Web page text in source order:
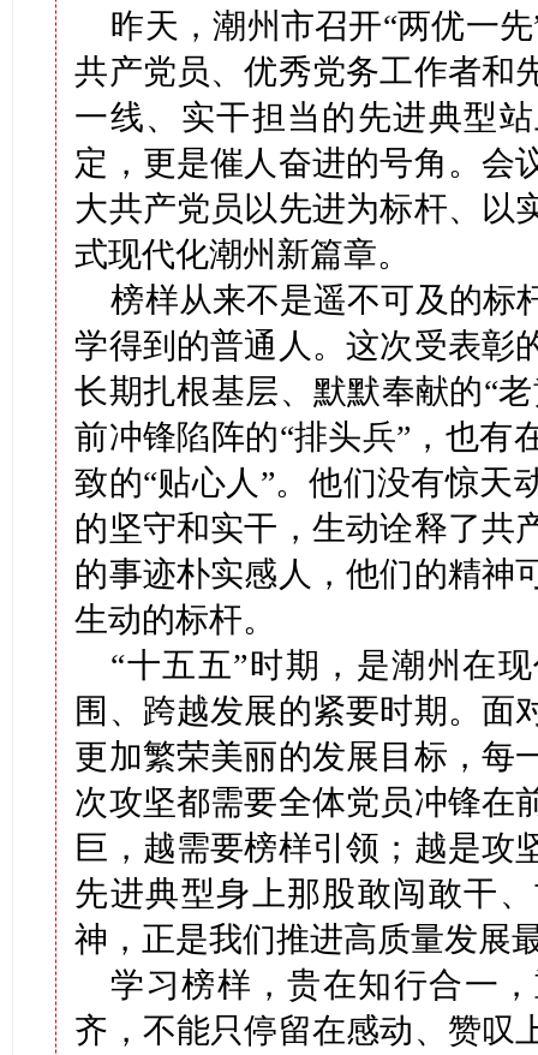
昨天，潮州市召开“两优一
共产党员、优秀党务工作者和
一线、实干担当的先进典型
定，更是催人奋进的号角。会
大共产党员以先进为标杆、以
式现代化潮州新篇章。
榜样从来不是遥不可及的标
学得到的普通人。这次受表彰
长期扎根基层、默默奉献的“
前冲锋陷阵的“排头兵”，也有
致的“贴心人”。他们没有惊天
的坚守和实干，生动诠释了共
的事迹朴实感人，他们的精神
生动的标杆。
“十五五”时期，是潮州在
围、跨越发展的紧要时期。面
更加繁荣美丽的发展目标，每
次攻坚都需要全体党员冲锋在
巨，越需要榜样引领；越是攻
先进典型身上那股敢闯敢干
神，正是我们推进高质量发展
学习榜样，贵在知行合一
齐，不能只停留在感动、赞叹